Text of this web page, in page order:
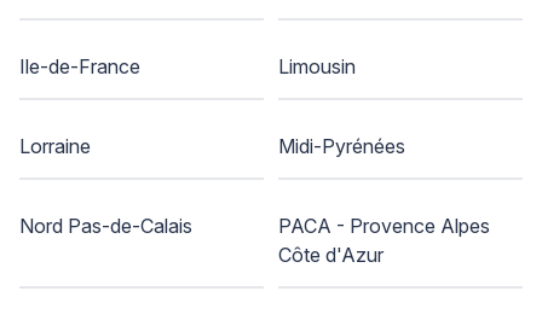
Ile-de-France Limousin
Lorraine Midi-Pyrénées
Nord Pas-de-Calais
PACA - Provence Alpes
Côte d'Azur